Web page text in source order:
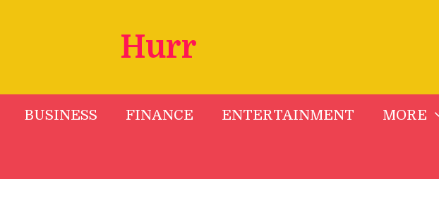
Hurr
BUSINESS FINANCE ENTERTAINMENT MORE